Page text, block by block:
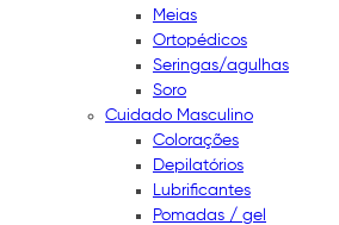
Meias
Ortopédicos
Seringas/agulhas
Soro
Cuidado Masculino
Colorações
Depilatórios
Lubrificantes
Pomadas / gel